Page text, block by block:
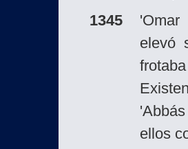
1345
'Omar
elevó
ellos